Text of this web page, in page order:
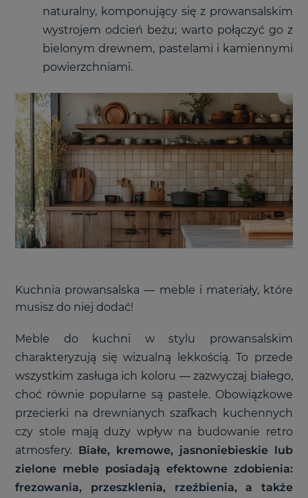
naturalny, komponujący się z prowansalskim
wystrojem odcień beżu; warto połączyć go z
bielonym drewnem, pastelami i kamiennymi
powierzchniami.
Kuchnia prowansalska — meble i materiały, które
musisz do niej dodać!
Meble do kuchni w stylu prowansalskim
charakteryzują się wizualną lekkością. To przede
wszystkim zasługa ich koloru — zazwyczaj białego,
choć równie popularne są pastele. Obowiązkowe
przecierki na drewnianych szafkach kuchennych
czy stole mają duży wpływ na budowanie retro
atmosfery. Białe, kremowe, jasnoniebieskie lub
zielone meble posiadają efektowne zdobienia:
frezowania, przeszklenia, rzeźbienia, a także